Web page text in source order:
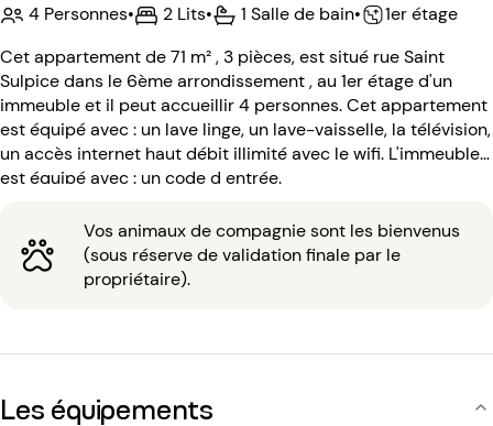
4 Personnes• 2 Lits• 1 Salle de bain•
1er étage
Cet appartement de 71 m² , 3 pièces, est situé rue Saint
Sulpice dans le 6ème arrondissement , au 1er étage d'un
immeuble et il peut accueillir 4 personnes. Cet appartement
est équipé avec : un lave linge, un lave-vaisselle, la télévision,
un accès internet haut débit illimité avec le wifi. L'immeuble
est équipé avec : un code d entrée.
Vos animaux de compagnie sont les bienvenus
(sous réserve de validation finale par le
propriétaire).
Les équipements